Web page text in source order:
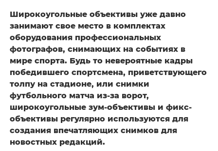
Широкоугольные объективы уже давно
занимают свое место в комплектах
оборудования профессиональных
фотографов, снимающих на событиях в
мире спорта. Будь то невероятные кадры
победившего спортсмена, приветствующего
толпу на стадионе, или снимки
футбольного матча из-за ворот,
широкоугольные зум-объективы и фикс-
объективы регулярно используются для
создания впечатляющих снимков для
новостных редакций.